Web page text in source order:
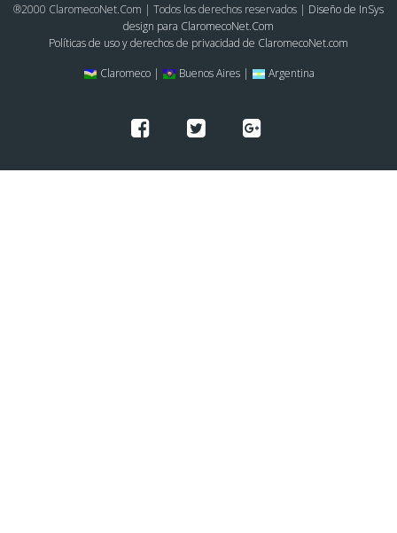
®2000 ClaromecoNet.Com | Todos los derechos reservados | Diseño de InSys
design para ClaromecoNet.Com
Políticas de uso y derechos de privacidad de ClaromecoNet.com
Claromeco |
Buenos Aires | Argentina